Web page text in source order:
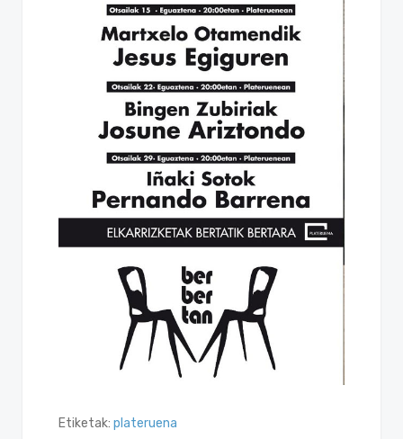
Etiketak: plateruena